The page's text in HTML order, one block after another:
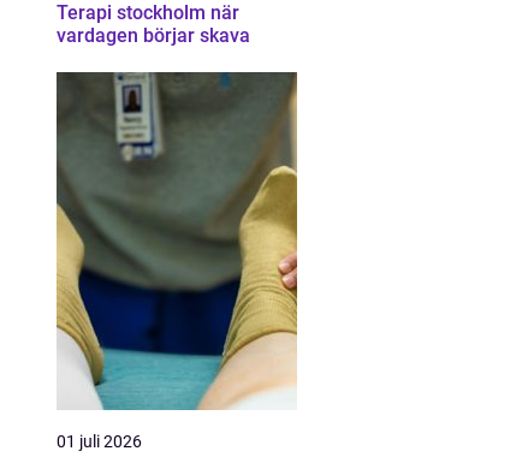
Terapi stockholm när
vardagen börjar skava
01 juli 2026